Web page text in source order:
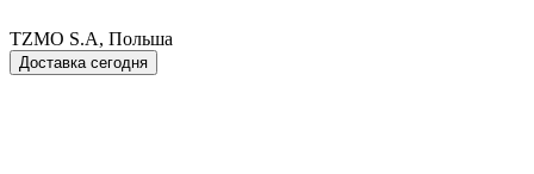
TZMO S.A, Польша
Доставка сегодня